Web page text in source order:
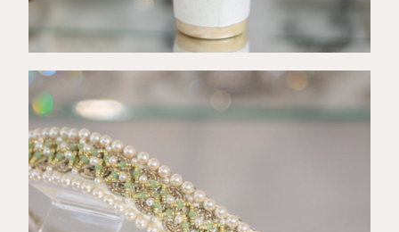
€89,00